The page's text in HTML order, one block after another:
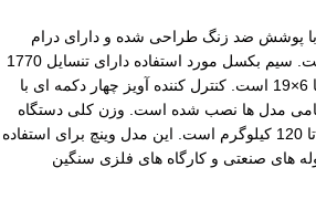
با پوشش ضد زنگ طراحی شده و دارای درام
فولادی سخت‌ کاری شده است. سیم بکسل مورد استفاده دارای تنسایل 1770
مگاپاسکال و ساختار 6×37 یا 6×19 است. کنترل‌ کننده آویز چهار دکمه‌ ای با
مدل‌ ها نصب شده است. وزن کلی دستگاه
بسته به ارتفاع لیفت بین 95 تا 120 کیلوگرم است. این مدل وینچ برای استفاده
های صنعتی و کارگاه‌ های فلزی سنگین